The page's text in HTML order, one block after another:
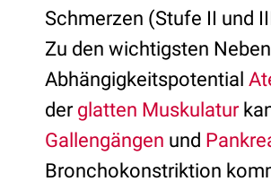
Schmerzen (Stufe II und
Zu den wichtigsten
Abhängigkeitspotential
der glatten Muskulatur
Gallengängen und
Bronchokonstriktion